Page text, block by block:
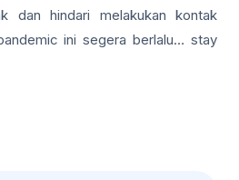
dan hindari melakukan kontak
ini segera berlalu… stay